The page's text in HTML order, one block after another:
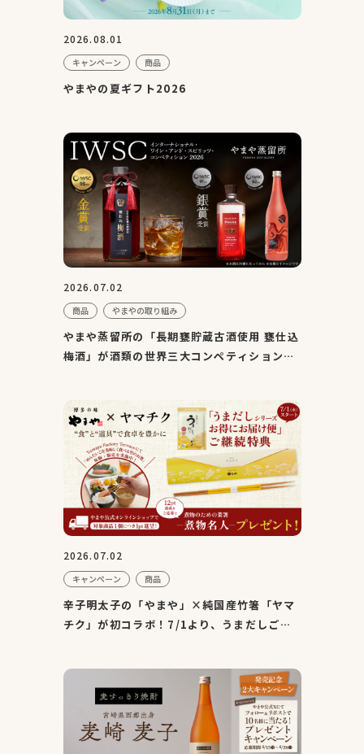
2026.08.01
キャンペーン 商品
やまやの夏ギフト2026
2026.07.02
商品 やまやの取り組み
やまや蒸留所の「長期甕貯蔵古酒使用 甕仕込
梅酒」が酒類の世界三大コンペティション
2026.07.02
キャンペーン 商品
辛子明太子の「やまや」×純国産竹箸「ヤマ
チク」が初コラボ！7/1より、うまだしご継